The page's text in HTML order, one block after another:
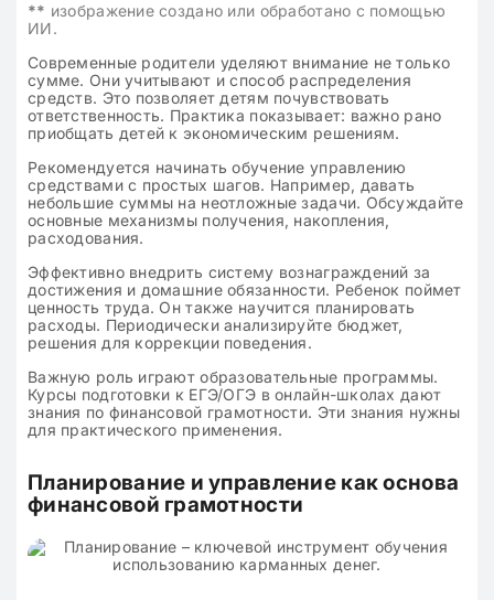
** изображение создано или обработано с помощью
ИИ.
Современные родители уделяют внимание не только
сумме. Они учитывают и способ распределения
средств. Это позволяет детям почувствовать
ответственность. Практика показывает: важно рано
приобщать детей к экономическим решениям.
Рекомендуется начинать обучение управлению
средствами с простых шагов. Например, давать
небольшие суммы на неотложные задачи. Обсуждайте
основные механизмы получения, накопления,
расходования.
Эффективно внедрить систему вознаграждений за
достижения и домашние обязанности. Ребенок поймет
ценность труда. Он также научится планировать
расходы. Периодически анализируйте бюджет,
решения для коррекции поведения.
Важную роль играют образовательные программы.
Курсы подготовки к ЕГЭ/ОГЭ в онлайн-школах дают
знания по финансовой грамотности. Эти знания нужны
для практического применения.
Планирование и управление как основа
финансовой грамотности